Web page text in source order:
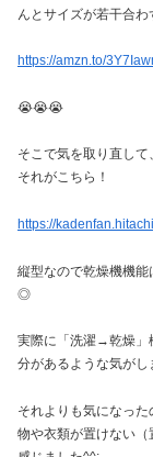
んとサイズが若干合
https://amzn.to/
😭😭😭
そこで気を取り直して
それがこちら！
https://
縦型なので乾燥機機能
◎
実際に「洗濯→乾燥」
分があるような気がし
それよりも気になっ
物や衣類が置けない（